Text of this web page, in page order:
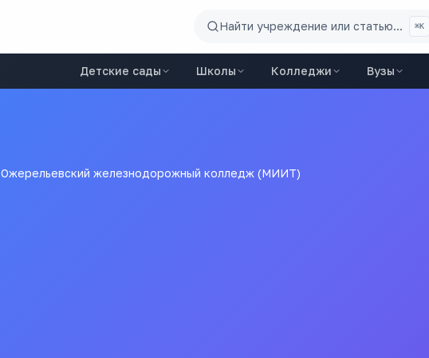
Найти учреждение или статью... ⌘K
Детские сады Школы Колледжи Вузы
Ожерельевский железнодорожный колледж (МИИТ)